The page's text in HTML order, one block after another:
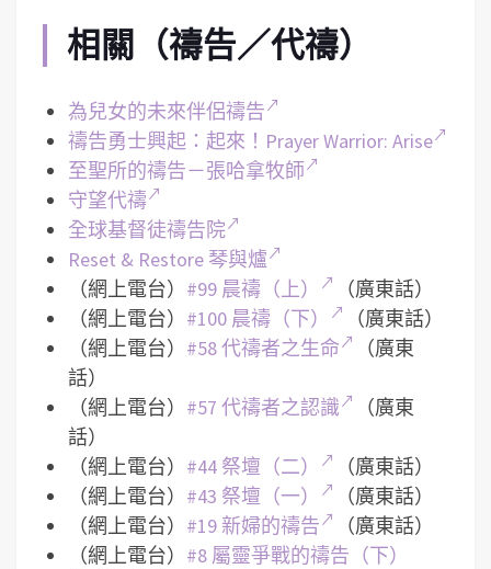
相關（禱告／代禱）
為兒女的未來伴侶禱告
禱告勇士興起：起來！Prayer Warrior: Arise
至聖所的禱告－張哈拿牧師
守望代禱
全球基督徒禱告院
Reset & Restore 琴與爐
（網上電台） #99 晨禱（上）
（廣東話）
（網上電台） #100 晨禱（下）
（廣東話）
（網上電台） #58 代禱者之生命
（廣東
話）
（網上電台） #57 代禱者之認識
（廣東
話）
（網上電台） #44 祭壇（二）
（廣東話）
（網上電台） #43 祭壇（一）
（廣東話）
（網上電台） #19 新婦的禱告
（廣東話）
（網上電台） #8 屬靈爭戰的禱告（下）